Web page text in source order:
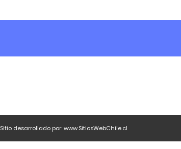
Sitio desarrollado por:www.SitiosWebChile.cl